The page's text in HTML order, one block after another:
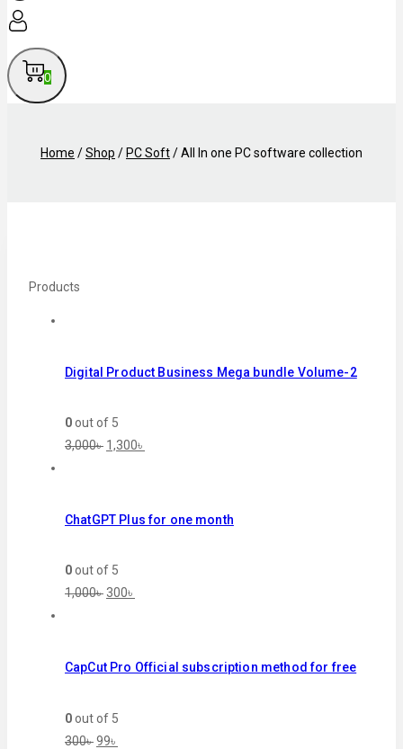
0
Home /Shop / PC Soft/All In one PC software collection
Products
Digital Product Business Mega bundle Volume-2
0out of 5
3,000৳ 1,300৳
ChatGPT Plus for one month
0out of 5
1,000৳ 300৳
CapCut Pro Official subscription method for free
0out of 5
300৳99৳